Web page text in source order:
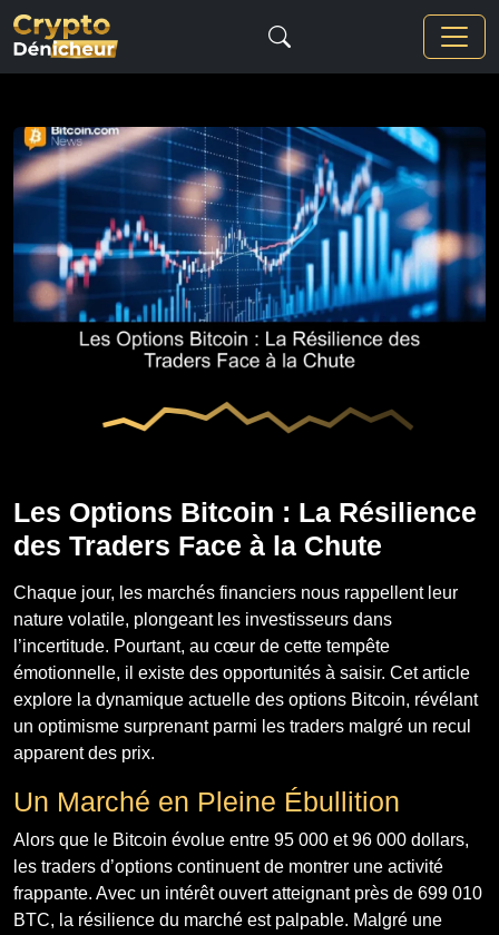
Les Options Bitcoin : La Résilience
des Traders Face à la Chute
Chaque jour, les marchés financiers nous rappellent leur
nature volatile, plongeant les investisseurs dans
l’incertitude. Pourtant, au cœur de cette tempête
émotionnelle, il existe des opportunités à saisir. Cet article
explore la dynamique actuelle des options Bitcoin, révélant
un optimisme surprenant parmi les traders malgré un recul
apparent des prix.
Un Marché en Pleine Ébullition
Alors que le Bitcoin évolue entre 95 000 et 96 000 dollars,
les traders d’options continuent de montrer une activité
frappante. Avec un intérêt ouvert atteignant près de 699 010
BTC, la résilience du marché est palpable. Malgré une